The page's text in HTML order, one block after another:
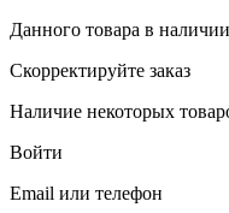
Данного товара в наличии
Скорректируйте заказ
Наличие некоторых
Войти
Email или телефон